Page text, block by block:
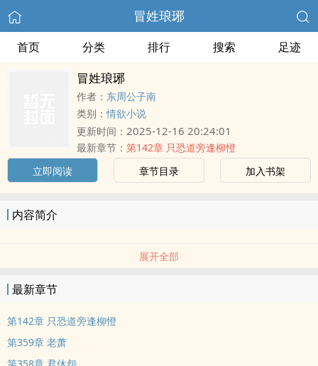
冒姓琅琊
首页 分类 排行 搜索 足迹
冒姓琅琊
作者： 东周公子南
类别：情欲小说
更新时间： 2025-12-16 20:24:01
最新章节： 第142章 只恐道旁逢柳憕
立即阅读
章节目录 加入书架
内容简介
展开全部
最新章节
第142章 只恐道旁逢柳憕
第359章 老萧